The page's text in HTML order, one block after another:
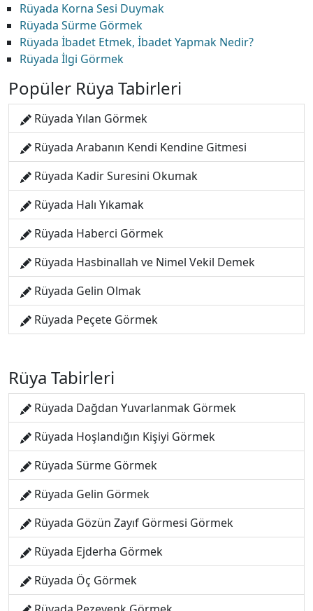
Rüyada Korna Sesi Duymak
Rüyada Sürme Görmek
Rüyada İbadet Etmek, İbadet Yapmak Nedir?
Rüyada İlgi Görmek
Popüler Rüya Tabirleri
Rüyada Yılan Görmek
Rüyada Arabanın Kendi Kendine Gitmesi
Rüyada Kadir Suresini Okumak
Rüyada Halı Yıkamak
Rüyada Haberci Görmek
Rüyada Hasbinallah ve Nimel Vekil Demek
Rüyada Gelin Olmak
Rüyada Peçete Görmek
Rüya Tabirleri
Rüyada Dağdan Yuvarlanmak Görmek
Rüyada Hoşlandığın Kişiyi Görmek
Rüyada Sürme Görmek
Rüyada Gelin Görmek
Rüyada Gözün Zayıf Görmesi Görmek
Rüyada Ejderha Görmek
Rüyada Öç Görmek